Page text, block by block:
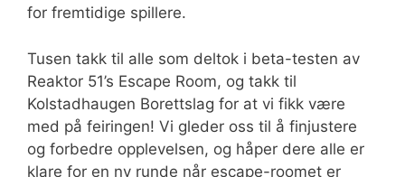
for fremtidige spillere.
Tusen takk til alle som deltok i beta-testen av
Reaktor 51’s Escape Room, og takk til
Kolstadhaugen Borettslag for at vi fikk være
med på feiringen! Vi gleder oss til å finjustere
og forbedre opplevelsen, og håper dere alle er
klare for en ny runde når escape-roomet er